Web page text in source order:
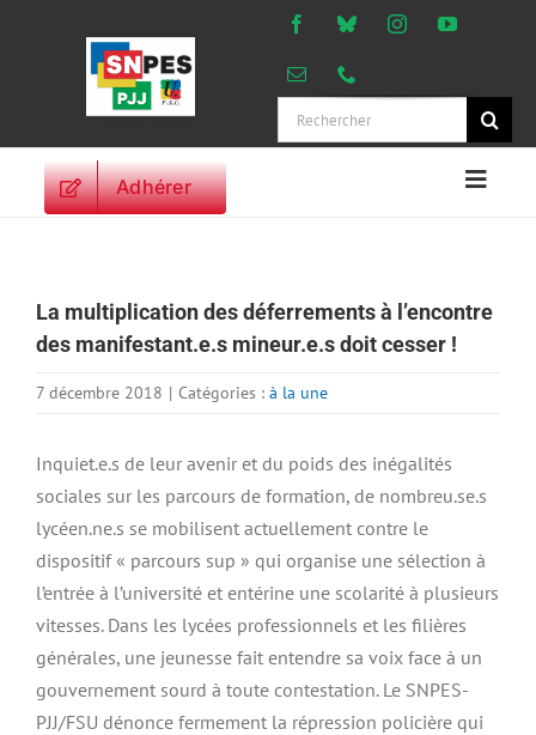
Rechercher:
Adhérer
ORIENTATIONS
PROFESSIONNELLES
VIE SYNDICALE
PUBLICATIONS
La multiplication des déferrements à l’encontre
des manifestant.e.s mineur.e.s doit cesser !
7 décembre 2018 | Catégories : à la une
Inquiet.e.s de leur avenir et du poids des inégalités
sociales sur les parcours de formation, de nombreu.se.s
lycéen.ne.s se mobilisent actuellement contre le
dispositif « parcours sup » qui organise une sélection à
l’entrée à l’université et entérine une scolarité à plusieurs
vitesses. Dans les lycées professionnels et les filières
générales, une jeunesse fait entendre sa voix face à un
gouvernement sourd à toute contestation. Le SNPES-
PJJ/FSU dénonce fermement la répression policière qui